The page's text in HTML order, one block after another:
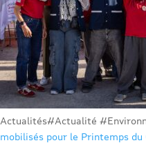
Actualités#Actualité
mobilisés pour le Printemps du